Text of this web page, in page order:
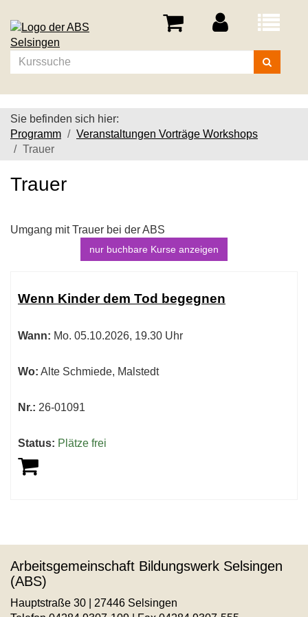
Menü
Kurse
suchen
Sie befinden sich hier:
Programm
Veranstaltungen Vorträge Workshops
Trauer
Trauer
Umgang mit Trauer bei der ABS
nur buchbare Kurse anzeigen
Tabellenüberschriften
können
werden.
Wenn Kinder dem Tod begegnen
Wann: Mo. 05.10.2026, 19.30 Uhr
Wo: Alte Schmiede, Malstedt
Nr.: 26-01091
Status: Plätze frei
Arbeitsgemeinschaft Bildungswerk Selsingen
(ABS)
Hauptstraße 30 | 27446 Selsingen